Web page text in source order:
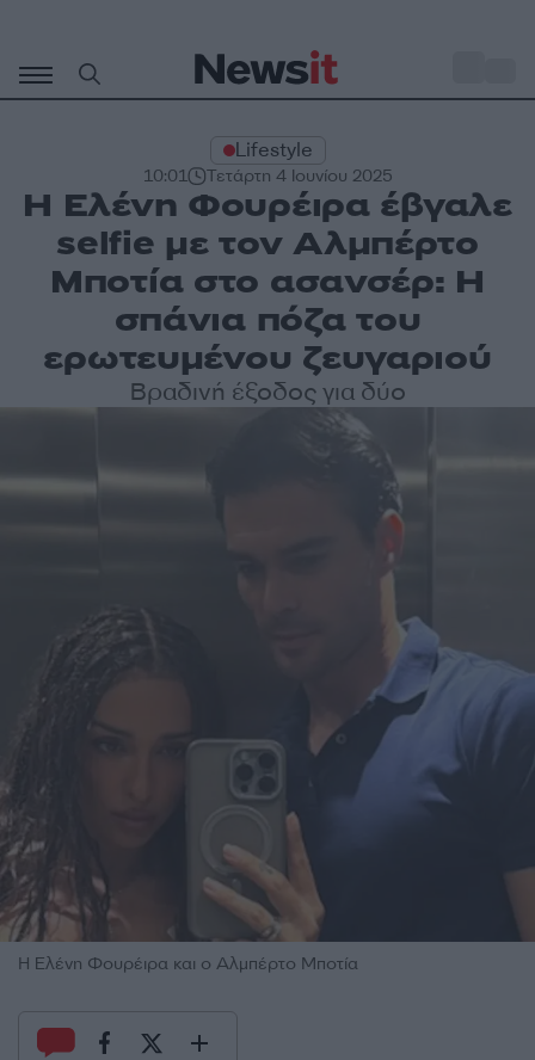
περιεχόμενο
Lifestyle
10:01 Τετάρτη 4 Ιουνίου 2025
Η Ελένη Φουρέιρα έβγαλε
selfie με τον Αλμπέρτο
Μποτία στο ασανσέρ: Η
σπάνια πόζα του
ερωτευμένου ζευγαριού
Βραδινή έξοδος για δύο
Η Ελένη Φουρέιρα και ο Αλμπέρτο Μποτία